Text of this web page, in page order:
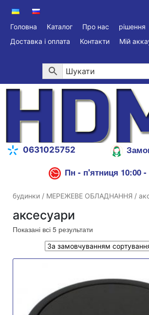
Головна Каталог Про нас рішення
Доставка і оплата
Контакти Мій
0631025752
Пн - п'ятниця 10:00 -
будинки / МЕРЕЖЕВЕ ОБЛАДНАННЯ /
аксесуари
Показані всі 5 результати